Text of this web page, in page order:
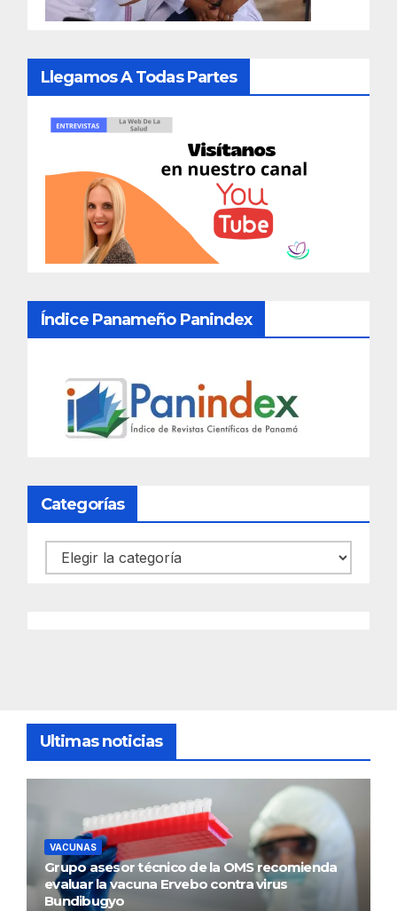
Llegamos A Todas Partes
Índice Panameño Panindex
Categorías
Categorías
Ultimas noticias
VACUNAS
Grupo asesor técnico de la OMS recomienda
evaluar la vacuna Ervebo contra virus
Bundibugyo